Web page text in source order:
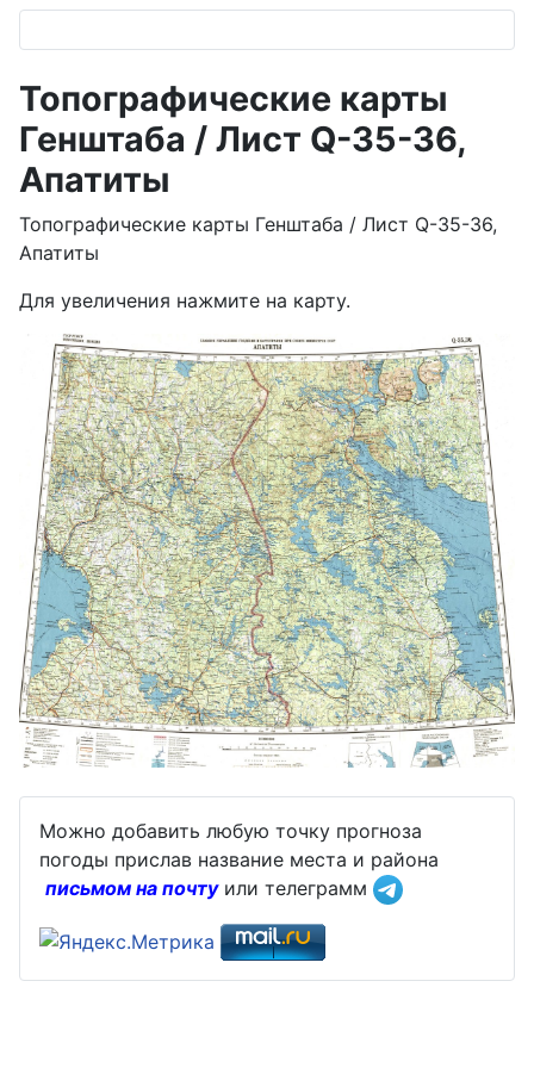
Топографические карты
Генштаба / Лист Q-35-36,
Апатиты
Топографические карты Генштаба / Лист Q-35-36,
Апатиты
Для увеличения нажмите на карту.
Можно добавить любую точку прогноза
погоды прислав название места и района
письмом на почтуили телеграмм